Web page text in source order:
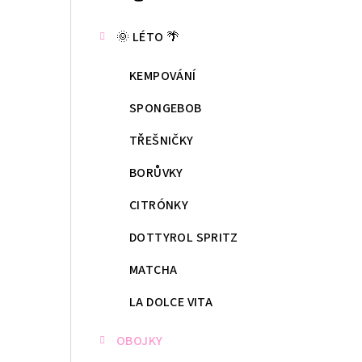
kategorie
🌞 LÉTO 🌴
KEMPOVÁNÍ
SPONGEBOB
TŘEŠNIČKY
BORŮVKY
CITRÓNKY
DOTTYROL SPRITZ
MATCHA
LA DOLCE VITA
OBOJKY